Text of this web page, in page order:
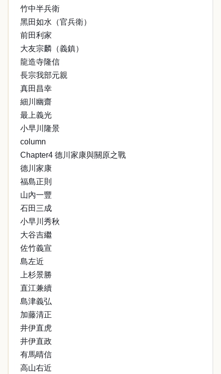
竹中半兵衛
黑田如水（官兵衛）
前田利家
大友宗麟（義鎮）
龍造寺隆信
長宗我部元親
真田昌幸
細川幽齋
最上義光
小早川隆景
column
Chapter4 德川家康與關原之戰
德川家康
福島正則
山內一豐
石田三成
小早川秀秋
大谷吉繼
佐竹義宣
島左近
上杉景勝
直江兼續
島津義弘
加藤清正
井伊直虎
井伊直政
有馬晴信
高山右近